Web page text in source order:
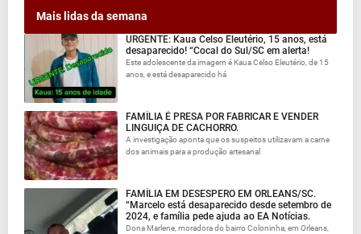
Mais lidas da semana
URGENTE: Kaua Celso Eleutério, 15 anos, está
desaparecido! “Cocal do Sul/SC em alerta!
Este adolescente da imagem é Kaua Celso Eleutério, de 15
anos, e está desaparecido há
FAMÍLIA É PRESA POR FABRICAR E VENDER
LINGUIÇA DE CACHORRO.
A investigação aponta que os suspeitos utilizavam a carne
dos animais para a produção artesanal
FAMÍLIA EM DESESPERO EM ORLEANS/SC.
“Marcelo está desaparecido desde setembro de
2024, e família pede ajuda ao EA Notícias.
Dona Marlene, moradora do bairro Coloninha, em Orleans,